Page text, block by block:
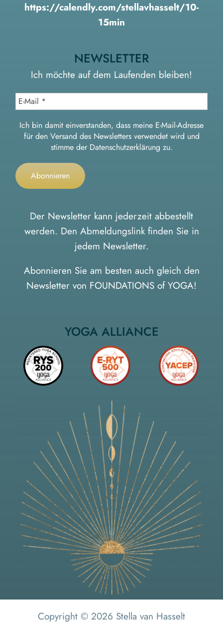
https://calendly.com/stellavhasselt/10-
15min
NEWSLETTER
Ich möchte auf dem Laufenden bleiben!
Ich bin damit einverstanden, dass meine E-Mail-Adresse
für den Versand des Newsletters verwendet wird und
stimme der Datenschutzerklärung zu.
Der Newsletter kann jederzeit abbestellt
werden. Den Abmeldungslink finden Sie in
jedem Newsletter.
Abonnieren Sie am besten auch gleich den
Newsletter von FOUNDATIONS of YOGA!
YOGA ALLIANCE
Copyright © 2026 Stella van Hasselt